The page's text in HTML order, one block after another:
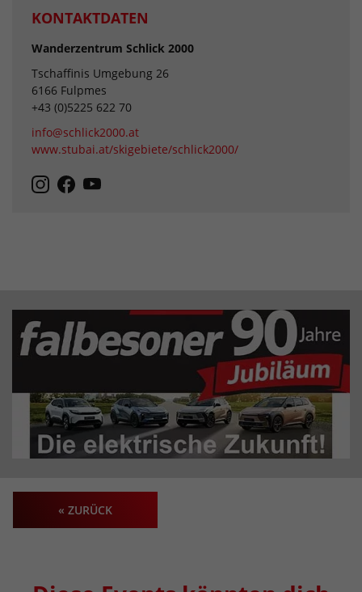
KONTAKTDATEN
Wanderzentrum Schlick 2000
Tschaffinis Umgebung 26
6166 Fulpmes
+43 (0)5225 622 70
info@schlick2000.at
www.stubai.at/skigebiete/schlick2000/
« ZURÜCK